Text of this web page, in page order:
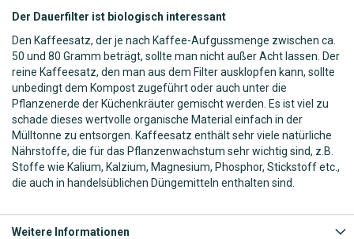
Der Dauerfilter ist biologisch interessant
Den Kaffeesatz, der je nach Kaffee-Aufgussmenge zwischen ca.
50 und 80 Gramm beträgt, sollte man nicht außer Acht lassen. Der
reine Kaffeesatz, den man aus dem Filter ausklopfen kann, sollte
unbedingt dem Kompost zugeführt oder auch unter die
Pflanzenerde der Küchenkräuter gemischt werden. Es ist viel zu
schade dieses wertvolle organische Material einfach in der
Mülltonne zu entsorgen. Kaffeesatz enthält sehr viele natürliche
Nährstoffe, die für das Pflanzenwachstum sehr wichtig sind, z.B.
Stoffe wie Kalium, Kalzium, Magnesium, Phosphor, Stickstoff etc.,
die auch in handelsüblichen Düngemitteln enthalten sind.
Weitere Informationen